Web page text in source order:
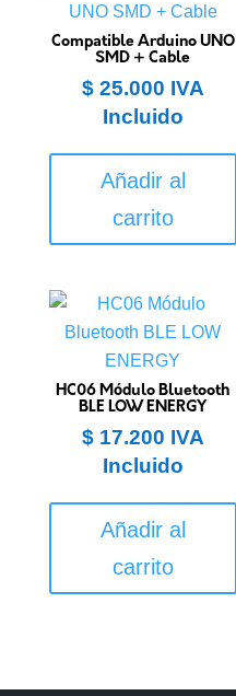
Compatible Arduino UNO
SMD + Cable
$25.000 IVA
Incluido
Añadir al
carrito
HC06 Módulo Bluetooth
BLE LOW ENERGY
$17.200 IVA
Incluido
Añadir al
carrito